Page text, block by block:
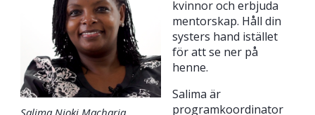
Salima Njoki Macharia
kvinnor och erbjuda
mentorskap. Håll din
systers hand istället
för att se ner på
henne.
Salima är
programkoordinator